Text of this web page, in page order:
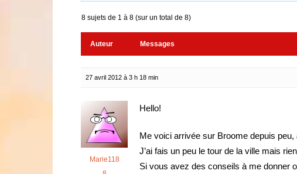
8 sujets de 1 à 8 (sur un total de 8)
Auteur Messages
27 avril 2012 à 3 h 18 min
Marie118
Hello!
Me voici arrivée sur Broome depuis peu,
J’ai fais un peu le tour de la ville mais
Si vous avez des conseils à me donner